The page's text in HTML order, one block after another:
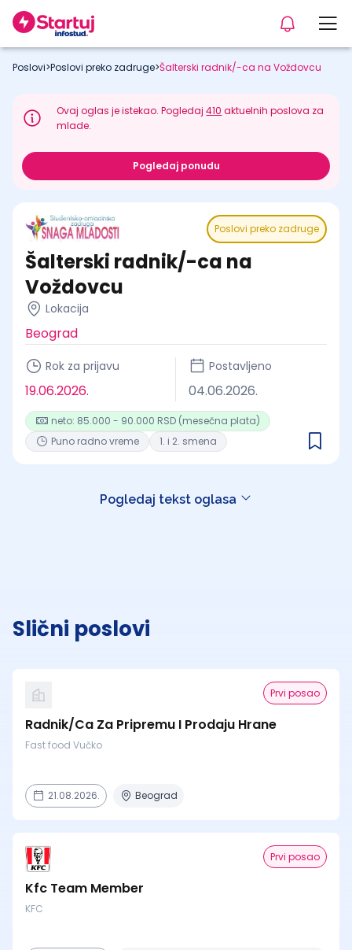
Poslovi>Poslovi preko zadruge>Šalterski radnik/-ca na Voždovcu
Ovaj oglas je istekao. Pogledaj410 aktuelnih poslova za
mlade.
Pogledaj ponudu
Poslovi preko zadruge
Šalterski radnik/-ca na
Voždovcu
Lokacija
Beograd
Rok za prijavu
19.06.2026.
Postavljeno
04.06.2026.
neto: 85.000 - 90.000 RSD (mesečna plata)
Puno radno vreme
1. i 2. smena
Pogledaj tekst oglasa
Slični poslovi
Prvi posao
Radnik/Ca Za Pripremu I Prodaju Hrane
Fast food Vučko
21.08.2026. Beograd
Prvi posao
Kfc Team Member
KFC